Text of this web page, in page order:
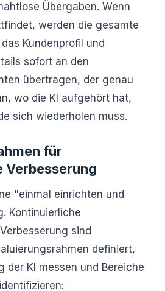
Übergaben. Wenn
werden die gesamte
Kundenprofil und
sofort an den
übertragen, der genau
wo die KI aufgehört hat,
sich wiederholen muss.
für
Verbesserung
"einmal einrichten und
Kontinuierliche
sind
definiert,
der KI messen und Bereiche